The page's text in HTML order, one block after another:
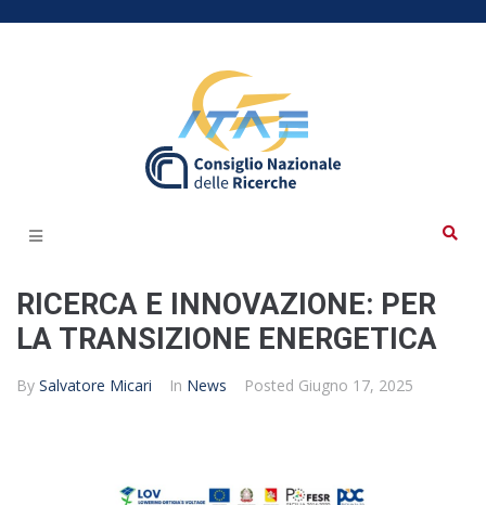
RICERCA E INNOVAZIONE: PER
LA TRANSIZIONE ENERGETICA
By Salvatore Micari In News Posted Giugno 17, 2025